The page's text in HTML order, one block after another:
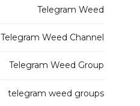
Telegram Weed
Telegram Weed Channel
Telegram Weed Group
telegram weed groups